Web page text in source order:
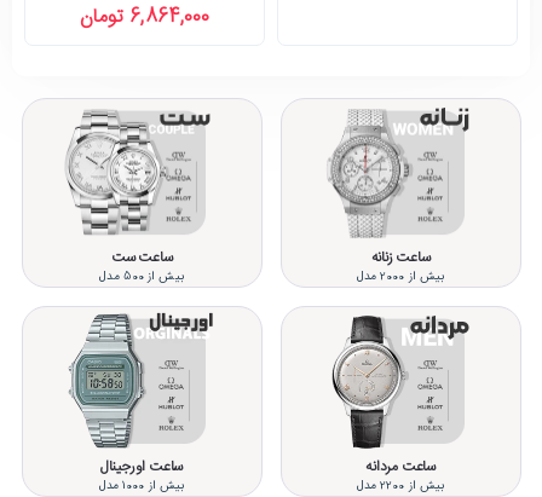
6,864,000 تومان
ساعت زنانه
بیش از 2000 مدل
ساعت ست
بیش از 500 مدل
ساعت مردانه
بیش از 2200 مدل
ساعت اورجینال
بیش از 1000 مدل